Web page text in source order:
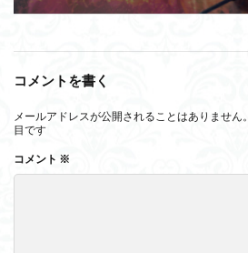
コメントを書く
メールアドレスが公開されることはありません。
目です
コメント ※